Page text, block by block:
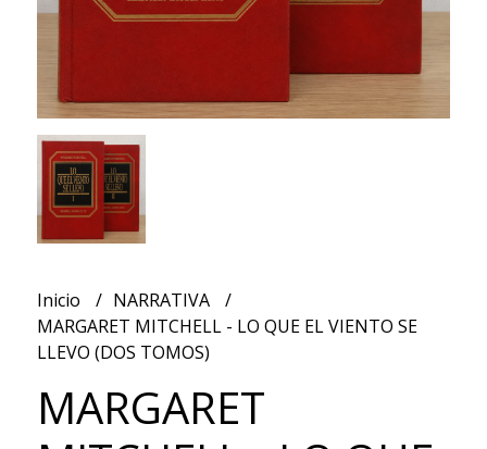
Inicio
NARRATIVA
MARGARET MITCHELL - LO QUE EL VIENTO SE
LLEVO (DOS TOMOS)
MARGARET